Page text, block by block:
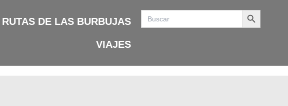
RUTAS DE LAS BURBUJAS
VIAJES
Search
for:
Search Button